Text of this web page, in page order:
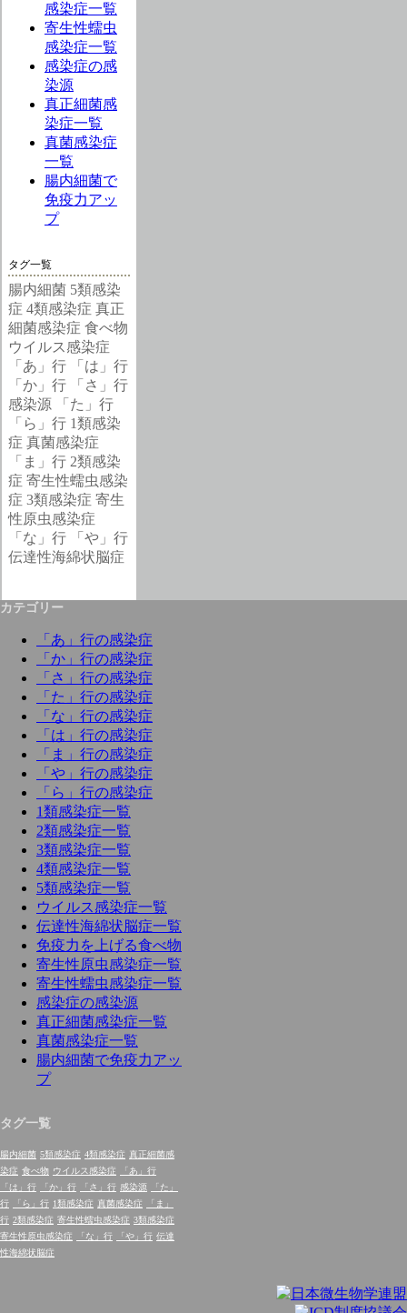
感染症一覧
寄生性蠕虫
感染症一覧
感染症の感
染源
真正細菌感
染症一覧
真菌感染症
一覧
腸内細菌で
免疫力アッ
プ
タグ一覧
腸内細菌 5類感染
症 4類感染症 真正
細菌感染症 食べ物
ウイルス感染症
「あ」行
「は」行
「か」行
「さ」行
感染源
「た」行
「ら」行 1類感染
症 真菌感染症
「ま」行 2類感染
症 寄生性蠕虫感染
症 3類感染症 寄生
性原虫感染症
「な」行
「や」行
伝達性海綿状脳症
カテゴリー
「あ」行の感染症
「か」行の感染症
「さ」行の感染症
「た」行の感染症
「な」行の感染症
「は」行の感染症
「ま」行の感染症
「や」行の感染症
「ら」行の感染症
1類感染症一覧
2類感染症一覧
3類感染症一覧
4類感染症一覧
5類感染症一覧
ウイルス感染症一覧
伝達性海綿状脳症一覧
免疫力を上げる食べ物
寄生性原虫感染症一覧
寄生性蠕虫感染症一覧
感染症の感染源
真正細菌感染症一覧
真菌感染症一覧
腸内細菌で免疫力アッ
プ
タグ一覧
腸内細菌 5類感染症 4類感染症 真正細菌感
染症 食べ物 ウイルス感染症
「あ」行
「は」行
「か」行 「さ」行 感染源
「た」
行
「ら」行 1類感染症 真菌感染症
「ま」
行 2類感染症 寄生性蠕虫感染症 3類感染症
寄生性原虫感染症
「な」行 「や」行 伝達
性海綿状脳症